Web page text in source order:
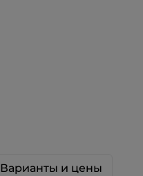
Варианты и цены